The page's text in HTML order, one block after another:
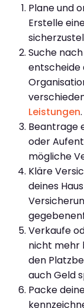
Plane und
Erstelle
Suche
entscheide
Leistungen.
Beantrage
oder
mögliche
Kläre
deines
Verkaufe
nicht mehr
den
auch Geld
Packe